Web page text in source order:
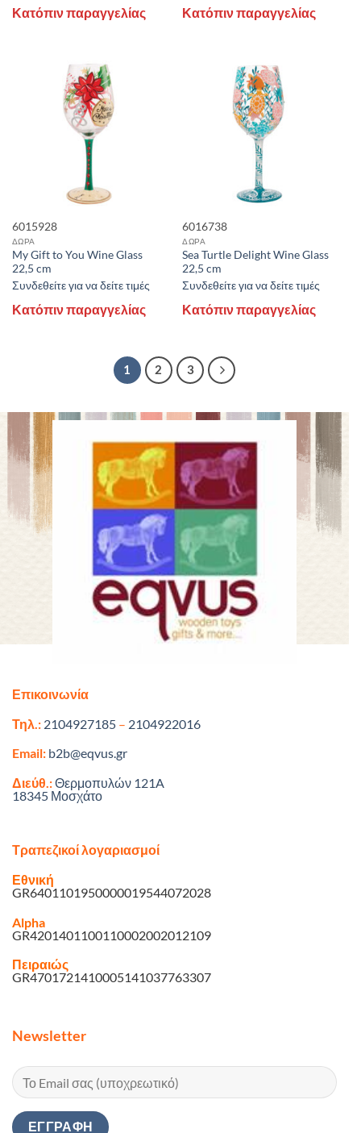
Κατόπιν παραγγελίας Κατόπιν παραγγελίας
6015928
ΔΩΡΑ
My Gift to You Wine Glass
22,5 cm
Συνδεθείτε για να δείτε τιμές
Κατόπιν παραγγελίας
6016738
ΔΩΡΑ
Sea Turtle Delight Wine Glass
22,5 cm
Συνδεθείτε για να δείτε τιμές
Κατόπιν παραγγελίας
1 2 3
Επικοινωνία
Τηλ.: 2104927185 – 2104922016
Email: b2b@eqvus.gr
Διεύθ.:Θερμοπυλών 121A
18345 Μοσχάτο
Τραπεζικοί λογαριασμοί
Εθνική
GR6401101950000019544072028
Alpha
GR4201401100110002002012109
Πειραιώς
GR4701721410005141037763307
Newsletter